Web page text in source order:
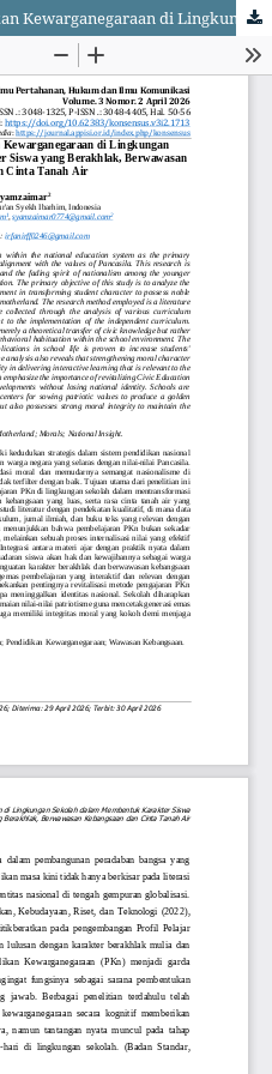
Peran Pembelajaran Pendidikan Kewarganegaraan di Lingkungan Sekolah dalam Membentuk Karakter Siswa yang Berakhlak, Berwawasan Kebangsaan dan Cinta Tanah Air